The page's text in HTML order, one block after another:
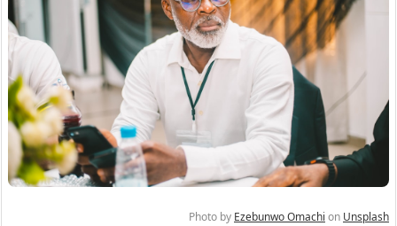
Photo by Ezebunwo Omachi on Unsplash